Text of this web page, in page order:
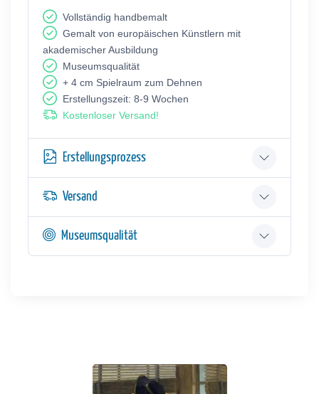
Vollständig handbemalt
Gemalt von europäischen Künstlern mit
akademischer Ausbildung
Museumsqualität
+ 4 cm Spielraum zum Dehnen
Erstellungszeit: 8-9 Wochen
Kostenloser Versand!
Erstellungsprozess
Versand
Museumsqualität